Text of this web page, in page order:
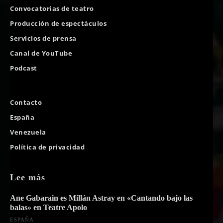
Convocatorias de teatro
Producción de espectáculos
Servicios de prensa
Canal de YouTube
Podcast
Contacto
España
Venezuela
Política de privacidad
Lee más
Ane Gabarain es Millán Astray en «Cantando bajo las
balas» en Teatre Apolo
ESPAÑA